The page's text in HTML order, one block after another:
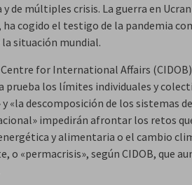
de múltiples crisis. La guerra en
cogido el testigo de la pandemia
situación mundial.
for International Affairs
prueba los límites individuales y
«la descomposición de los sistemas
impedirán afrontar los retos
y alimentaria o el cambio
o «permacrisis», según CIDOB, que